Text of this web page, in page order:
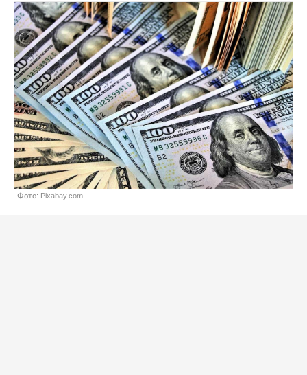
Фото: Pixabay.com